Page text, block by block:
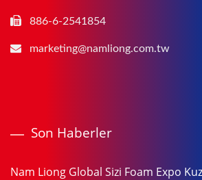
886-6-2541854
marketing@namliong.com.tw
Son Haberler
Nam Liong Global Sizi Foam Expo